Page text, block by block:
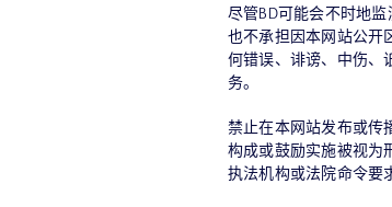
尽管BD可能会不时地
也不承担因本网站公开
何错误、诽谤、中伤、
务。
禁止在本网站发布或传
构成或鼓励实施被视为
执法机构或法院命令要